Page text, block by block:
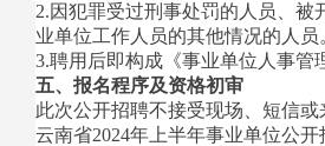
2.因犯罪受过刑事处罚的人员、
业单位工作人员的其他情况的人员
3.聘用后即构成《事业单位人事管
五、报名程序及资格初审
此次公开招聘不接受现场、短信
云南省2024年上半年事业单位公